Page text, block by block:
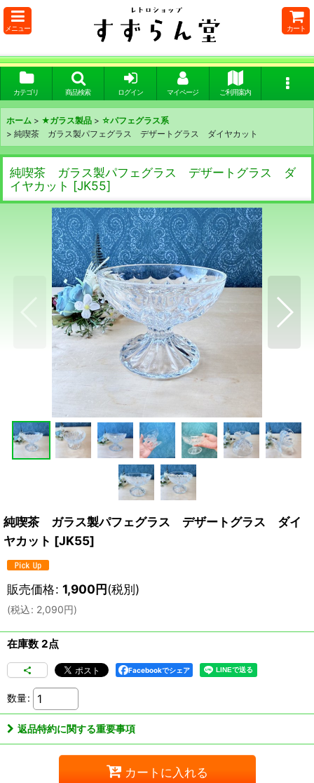
メニュー カート
カテゴリ 商品検索 ログイン マイページ ご利用案内
ホーム > ★ガラス製品 > ☆パフェグラス系
> 純喫茶 ガラス製パフェグラス デザートグラス ダイヤカット
純喫茶 ガラス製パフェグラス デザートグラス ダ
イヤカット [JK55]
純喫茶 ガラス製パフェグラス デザートグラス ダイ
ヤカット [JK55]
販売価格: 1,900円(税別)
(税込: 2,090円)
在庫数 2点
Facebookでシェア
数量:
返品特約に関する重要事項
カートに入れる